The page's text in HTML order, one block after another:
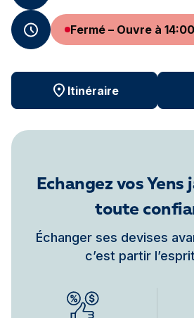
Fermé – Ouvre à 14:00
Itinéraire
Echangez vos Yens
toute
Échanger ses devises
c’est partir